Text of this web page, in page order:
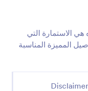
الاستمارة التي
المميزة المناسبة